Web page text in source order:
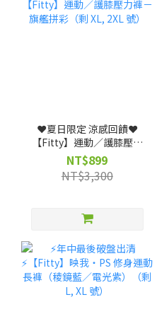
❤️夏日限定 涼感回饋❤️
【Fitty】運動／護膝壓力
褲－旗艦拼彩（剩 XL, 2XL
號）
NT$899
NT$3,300